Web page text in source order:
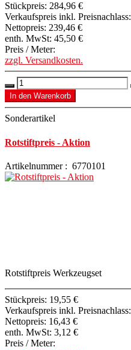
Stückpreis: 284,96 €
Verkaufspreis inkl. Preisnachlass:
Nettopreis: 239,46 €
enth. MwSt: 45,50 €
Preis / Meter:
zzgl. Versandkosten.
Sonderartikel
Rotstiftpreis - Aktion
Artikelnummer : 6770101
Rotstiftpreis Werkzeugset
Stückpreis: 19,55 €
Verkaufspreis inkl. Preisnachlass:
Nettopreis: 16,43 €
enth. MwSt: 3,12 €
Preis / Meter: